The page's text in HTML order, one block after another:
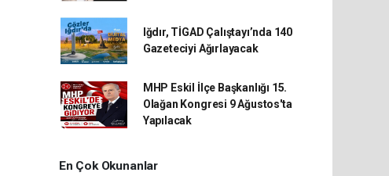
Iğdır, TİGAD Çalıştayı’nda 140
Gazeteciyi Ağırlayacak
MHP Eskil İlçe Başkanlığı 15.
Olağan Kongresi 9 Ağustos'ta
Yapılacak
En Çok Okunanlar